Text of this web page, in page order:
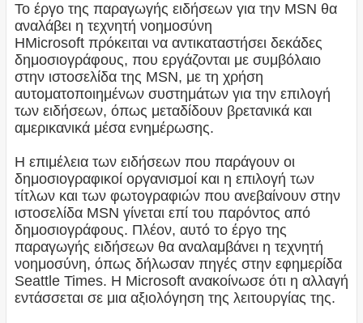
Το έργο της παραγωγής ειδήσεων για την MSN θα
αναλάβει η τεχνητή νοημοσύνη
ΗMicrosoft πρόκειται να αντικαταστήσει δεκάδες
δημοσιογράφους, που εργάζονται με συμβόλαιο
στην ιστοσελίδα της MSN, με τη χρήση
αυτοματοποιημένων συστημάτων για την επιλογή
των ειδήσεων, όπως μεταδίδουν βρετανικά και
αμερικανικά μέσα ενημέρωσης.
Η επιμέλεια των ειδήσεων που παράγουν οι
δημοσιογραφικοί οργανισμοί και η επιλογή των
τίτλων και των φωτογραφιών που ανεβαίνουν στην
ιστοσελίδα MSN γίνεται επί του παρόντος από
δημοσιογράφους. Πλέον, αυτό το έργο της
παραγωγής ειδήσεων θα αναλαμβάνει η τεχνητή
νοημοσύνη, όπως δήλωσαν πηγές στην εφημερίδα
Seattle Times. Η Microsoft ανακοίνωσε ότι η αλλαγή
εντάσσεται σε μια αξιολόγηση της λειτουργίας της.